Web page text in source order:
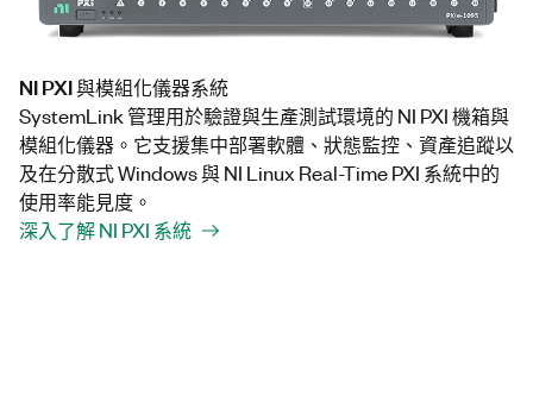
NI PXI 與模組化儀器系統
SystemLink 管理用於驗證與生產測試環境的 NI PXI 機箱與
模組化儀器。它支援集中部署軟體、狀態監控、資產追蹤以
及在分散式 Windows 與 NI Linux Real-Time PXI 系統中的
使用率能見度。
深入了解 NI PXI 系統